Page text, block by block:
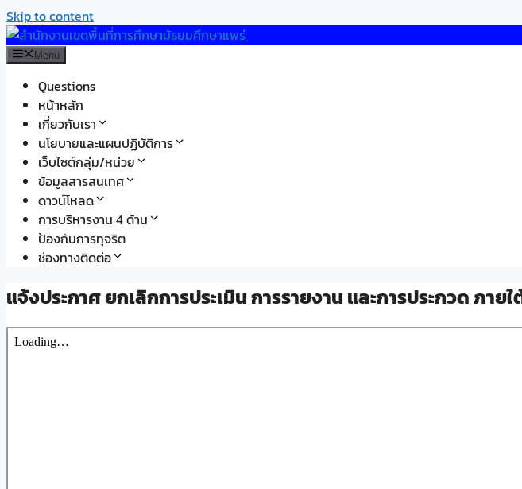
Skip to content
Menu
Questions
หน้าหลัก
เกี่ยวกับเรา
นโยบายและแผนปฏิบัติการ
เว็บไซต์กลุ่ม/หน่วย
ข้อมูลสารสนเทศ
ดาวน์โหลด
การบริหารงาน 4 ด้าน
ป้องกันการทุจริต
ช่องทางติดต่อ
แจ้งประกาศ ยกเลิกการประเมิน การรายงาน และการประกวด ภ